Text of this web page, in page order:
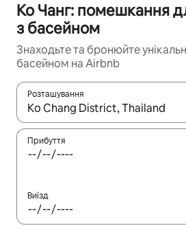
Ко Чанг: помешкання
з басейном
Знаходьте та бронюйте
басейном на Airbnb
Розташування
Отримавши результати пошуку,
Прибуття
Виїзд